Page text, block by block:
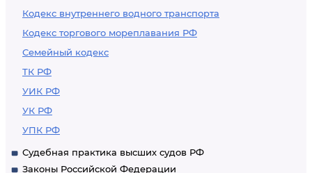
Кодекс внутреннего водного транспорта
Кодекс торгового мореплавания РФ
Семейный кодекс
ТК РФ
УИК РФ
УК РФ
УПК РФ
Судебная практика высших судов РФ
Законы Российской Федерации